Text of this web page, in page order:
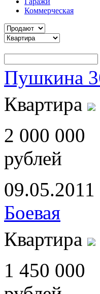
Коммерческая
Пушкина
Квартира
2 000 000
рублей
09.05.2011
Боевая
Квартира
1 450 000